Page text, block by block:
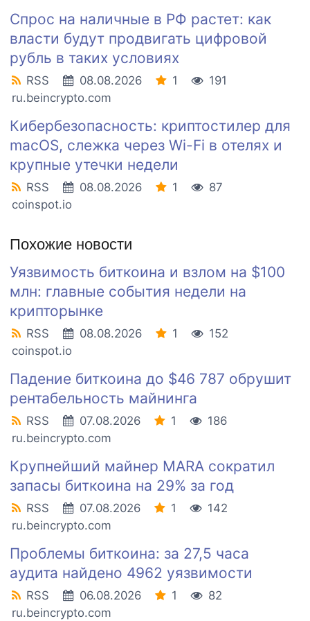
Спрос на наличные в РФ растет: как
власти будут продвигать цифровой
рубль в таких условиях
RSS 08.08.2026 1
191
ru.beincrypto.com
Кибербезопасность: криптостилер для
macOS, слежка через Wi-Fi в отелях и
крупные утечки недели
RSS 08.08.2026 1
87
coinspot.io
Похожие новости
Уязвимость биткоина и взлом на $100
млн: главные события недели на
крипторынке
RSS 08.08.2026 1
152
coinspot.io
Падение биткоина до $46 787 обрушит
рентабельность майнинга
RSS 07.08.2026 1
186
ru.beincrypto.com
Крупнейший майнер MARA сократил
запасы биткоина на 29% за год
RSS 07.08.2026 1
142
ru.beincrypto.com
Проблемы биткоина: за 27,5 часа
аудита найдено 4962 уязвимости
RSS 06.08.2026 1
82
ru.beincrypto.com